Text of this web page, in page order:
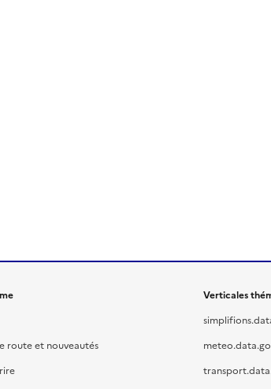
route et nouveautés
Verticales